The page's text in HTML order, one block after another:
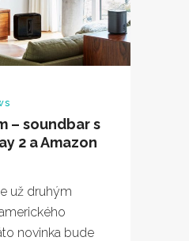
– soundbar s
2 a Amazon
už druhým
novinka bude